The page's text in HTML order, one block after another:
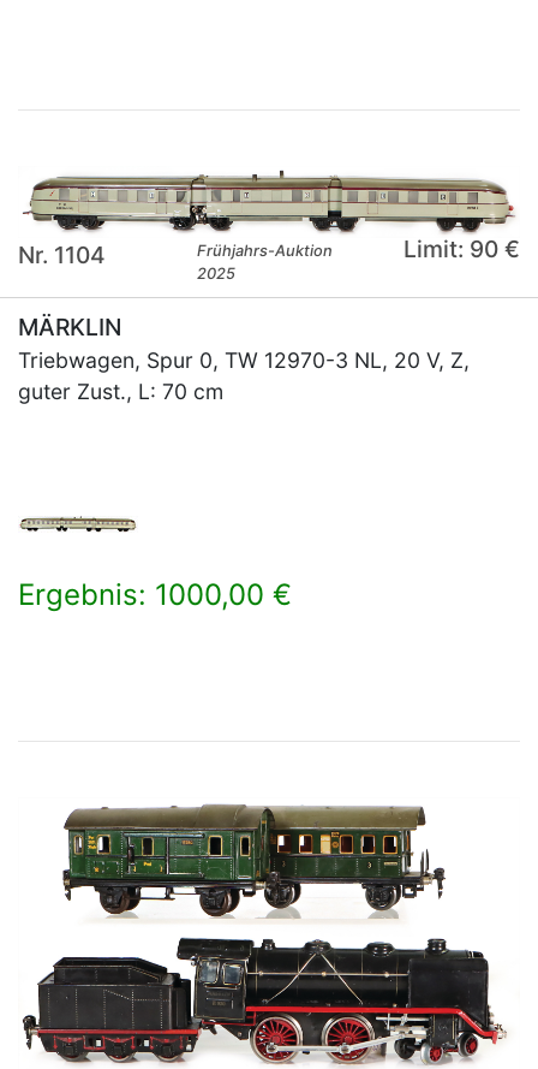
Nr. 1104
Frühjahrs-Auktion
2025
Limit: 90 €
MÄRKLIN
Triebwagen, Spur 0, TW 12970-3 NL, 20 V, Z,
guter Zust., L: 70 cm
Ergebnis: 1000,00 €